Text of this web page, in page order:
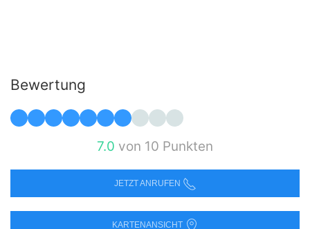
Bewertung
7.0 von 10 Punkten
JETZT ANRUFEN
KARTENANSICHT